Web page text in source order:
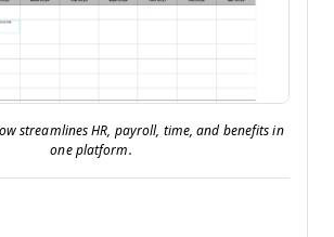
streamlines HR, payroll, time, and benefits in
one platform.